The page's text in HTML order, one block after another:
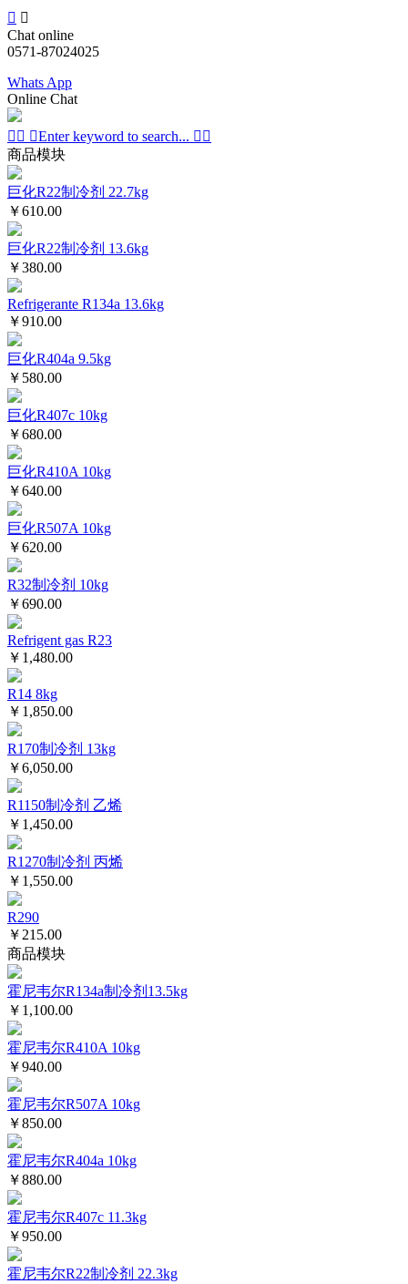
 
Chat online
0571-87024025
Whats App
Online Chat
  Enter keyword to search...  
商品模块
巨化R22制冷剂 22.7kg
￥610.00
巨化R22制冷剂 13.6kg
￥380.00
Refrigerante R134a 13.6kg
￥910.00
巨化R404a 9.5kg
￥580.00
巨化R407c 10kg
￥680.00
巨化R410A 10kg
￥640.00
巨化R507A 10kg
￥620.00
R32制冷剂 10kg
￥690.00
Refrigent gas R23
￥1,480.00
R14 8kg
￥1,850.00
R170制冷剂 13kg
￥6,050.00
R1150制冷剂 乙烯
￥1,450.00
R1270制冷剂 丙烯
￥1,550.00
R290
￥215.00
商品模块
霍尼韦尔R134a制冷剂13.5kg
￥1,100.00
霍尼韦尔R410A 10kg
￥940.00
霍尼韦尔R507A 10kg
￥850.00
霍尼韦尔R404a 10kg
￥880.00
霍尼韦尔R407c 11.3kg
￥950.00
霍尼韦尔R22制冷剂 22.3kg